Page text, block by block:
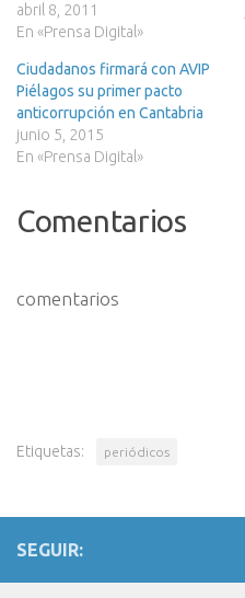
abril 8, 2011
En «Prensa Digital»
Ciudadanos firmará con AVIP
Piélagos su primer pacto
anticorrupción en Cantabria
junio 5, 2015
En «Prensa Digital»
Comentarios
comentarios
Etiquetas: periódicos
SEGUIR: